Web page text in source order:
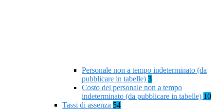
Personale non a tempo indeterminato (da
pubblicare in tabelle) 3
Costo del personale non a tempo
indeterminato (da pubblicare in tabelle) 10
Tassi di assenza 54